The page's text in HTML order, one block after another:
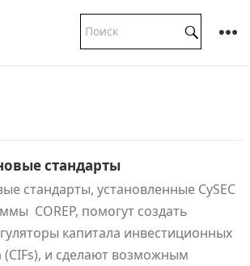
стандарты
стандарты, установленные CySEC
COREP, помогут создать
капитала инвестиционных
и сделают возможным